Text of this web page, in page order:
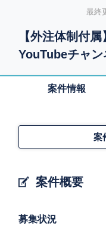
最終
【外注体制付
YouTubeチャン
案件情報
案件概要
案
募集状況